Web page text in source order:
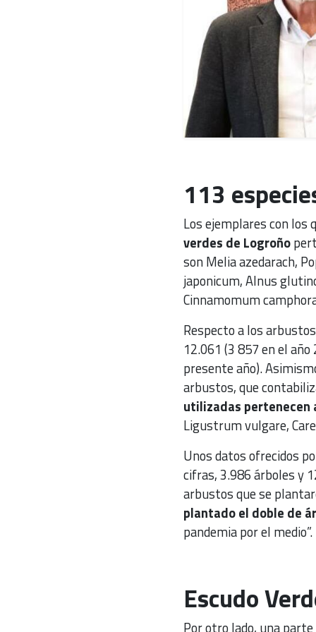
113
Los ejemplares con los
verdes de Logroño
son Melia azedarach,
japonicum, Alnus
Cinnamomum
Respecto a los
12.061 (3 857 en el
presente año).
arbustos, que
utilizadas pertenecen
Ligustrum vulgare,
Unos datos ofrecidos
cifras, 3.986 árboles y
arbustos que se
plantado el doble de
pandemia por el medio”.
Escudo
Por otro lado, una